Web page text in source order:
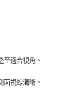
之用戶狀況，依本公司即
若發現惡意使用之情形，
至適合視角。
面視線清晰。